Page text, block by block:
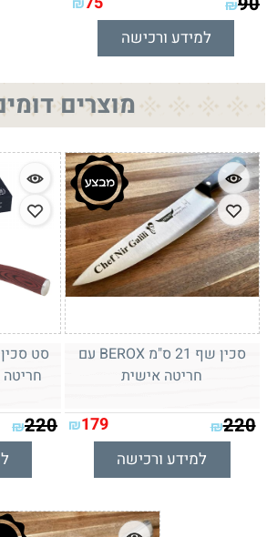
₪
למידע ורכישה
מוצרים
סכין שף 21 ס"מ BEROX עם
חריטה אישית
₪220
₪179
למידע ורכישה
סט
₪220